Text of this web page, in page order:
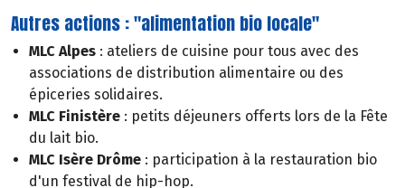
Autres actions : "alimentation bio locale"
MLC Alpes : ateliers de cuisine pour tous avec des
associations de distribution alimentaire ou des
épiceries solidaires.
MLC Finistère : petits déjeuners offerts lors de la Fête
du lait bio.
MLC Isère Drôme : participation à la restauration bio
d'un festival de hip-hop.